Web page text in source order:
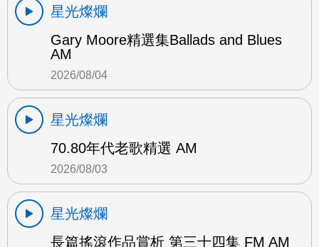
星光燦爛
Gary Moore精選集Ballads and Blues
AM
2026/08/04
星光燦爛
70.80年代老歌精選 AM
2026/08/03
星光燦爛
長篇搖滾作品賞析 第三十四集 FM AM